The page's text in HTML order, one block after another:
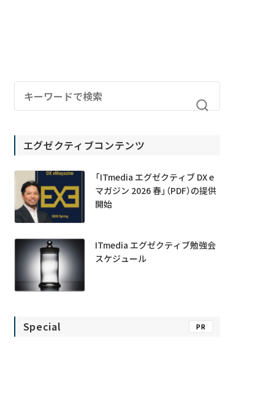
エグゼクティブコンテンツ
「ITmedia エグゼクティブ DX e
マガジン 2026 春」（PDF）の提供
開始
ITmedia エグゼクティブ勉強会
スケジュール
Special PR